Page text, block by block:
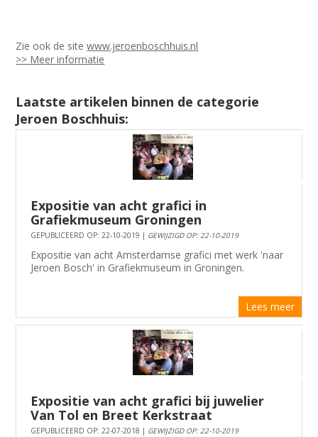
Zie ook de sitewww.jeroenboschhuis.nl
>> Meer informatie
Laatste artikelen binnen de categorie
Jeroen Boschhuis:
Expositie van acht grafici in
Grafiekmuseum Groningen
GEPUBLICEERD OP: 22-10-2019 | GEWIJZIGD OP: 22-10-2019
Expositie van acht Amsterdamse grafici met werk 'naar
Jeroen Bosch' in Grafiekmuseum in Groningen.
Lees meer
Expositie van acht grafici bij juwelier
Van Tol en Breet Kerkstraat
GEPUBLICEERD OP: 22-07-2018 | GEWIJZIGD OP: 22-10-2019